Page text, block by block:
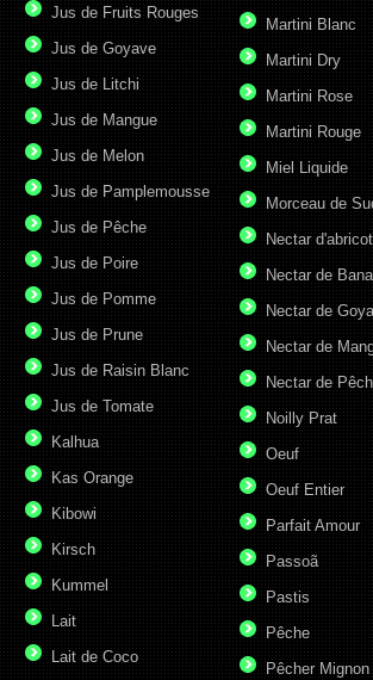
Jus de Fruits Rouges
Jus de Goyave
Jus de Litchi
Jus de Mangue
Jus de Melon
Jus de Pamplemousse
Jus de Pêche
Jus de Poire
Jus de Pomme
Jus de Prune
Jus de Raisin Blanc
Jus de Tomate
Kalhua
Kas Orange
Kibowi
Kirsch
Kummel
Lait
Lait de Coco
Martini Blanc
Martini Dry
Martini Rose
Martini Rouge
Miel Liquide
Morceau de
Nectar d'abricot
Nectar de
Nectar de
Nectar de
Nectar de
Noilly Prat
Oeuf
Oeuf Entier
Parfait Amour
Passoã
Pastis
Pêche
Pêcher Mignon